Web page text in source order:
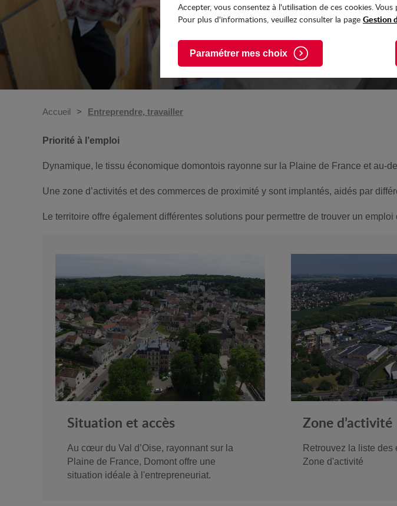
Accepter, vous consentez à l'utilisation de ces cookies.
Pour plus d'informations, veuillez consulter la page Gestion
Paramétrer mes choix
Accueil Entreprendre, travailler
Priorité à l’emploi
Dynamique, le tissu économique domontois rayonne sur la Plaine de France et au-
Une zone d’activités et des commerces de proximité y sont implantés, aidés par
Le territoire offre également différentes solutions pour permettre de trouver un emploi
Situation et accès
Au cœur du Val d’Oise, rayonnant sur la
Plaine de France, Domont offre une
situation idéale à l'entrepreneuriat.
Zone d’activité
Retrouvez la liste des
Zone d'activité